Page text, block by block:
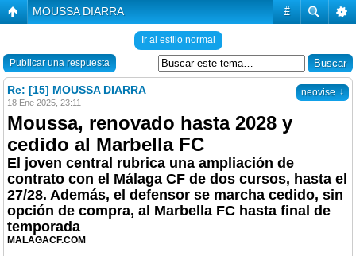
#
MOUSSA DIARRA
Ir al estilo normal
Publicar una respuesta
neovise ↓
Re: [15] MOUSSA DIARRA
18 Ene 2025, 23:11
Moussa, renovado hasta 2028 y
cedido al Marbella FC
El joven central rubrica una ampliación de
contrato con el Málaga CF de dos cursos, hasta el
27/28. Además, el defensor se marcha cedido, sin
opción de compra, al Marbella FC hasta final de
temporada
MALAGACF.COM